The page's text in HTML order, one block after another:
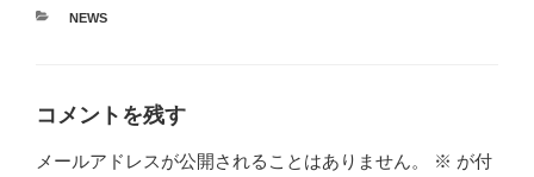
カ
NEWS
コメントを残す
メールアドレスが公開されることはありません。 ※ が付